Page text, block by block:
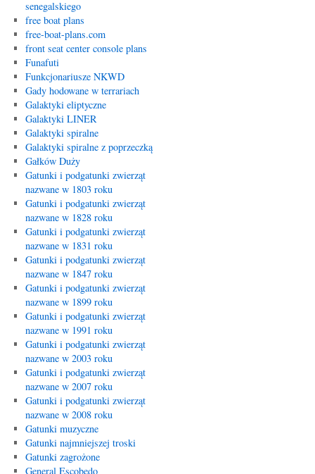
senegalskiego
free boat plans
free-boat-plans.com
front seat center console plans
Funafuti
Funkcjonariusze NKWD
Gady hodowane w terrariach
Galaktyki eliptyczne
Galaktyki LINER
Galaktyki spiralne
Galaktyki spiralne z poprzeczką
Gałków Duży
Gatunki i podgatunki zwierząt
nazwane w 1803 roku
Gatunki i podgatunki zwierząt
nazwane w 1828 roku
Gatunki i podgatunki zwierząt
nazwane w 1831 roku
Gatunki i podgatunki zwierząt
nazwane w 1847 roku
Gatunki i podgatunki zwierząt
nazwane w 1899 roku
Gatunki i podgatunki zwierząt
nazwane w 1991 roku
Gatunki i podgatunki zwierząt
nazwane w 2003 roku
Gatunki i podgatunki zwierząt
nazwane w 2007 roku
Gatunki i podgatunki zwierząt
nazwane w 2008 roku
Gatunki muzyczne
Gatunki najmniejszej troski
Gatunki zagrożone
General Escobedo